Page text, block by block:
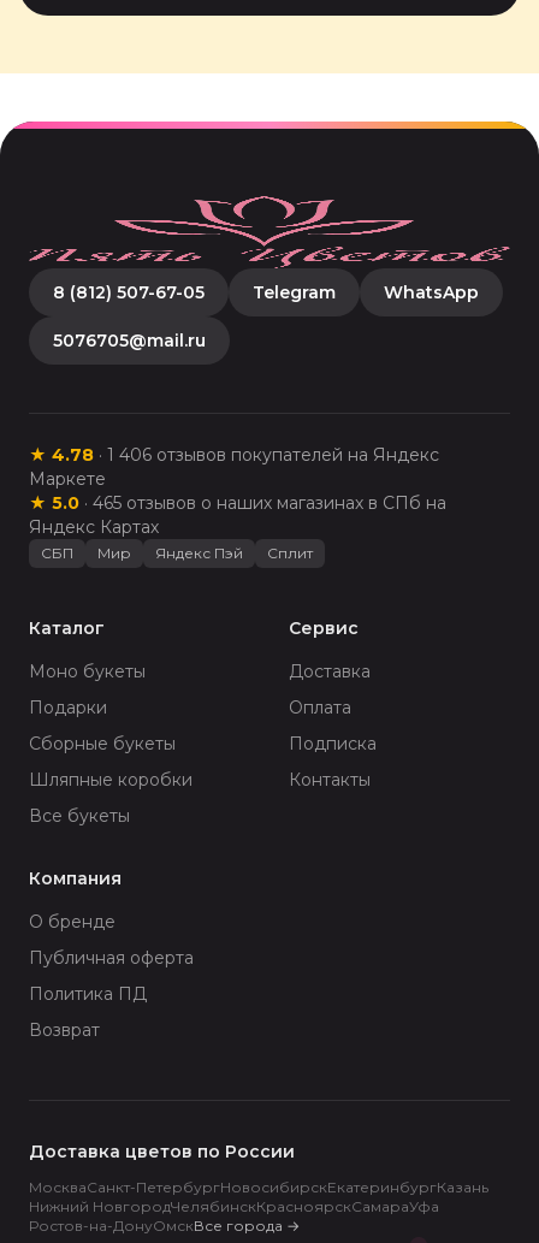
8 (812) 507-67-05 Telegram WhatsApp
5076705@mail.ru
★ 4.78 · 1 406 отзывов покупателей на Яндекс
Маркете
★ 5.0 · 465 отзывов о наших магазинах в СПб на
Яндекс Картах
СБП Мир Яндекс Пэй Сплит
Каталог
Моно букеты
Подарки
Сборные букеты
Шляпные коробки
Все букеты
Сервис
Доставка
Оплата
Подписка
Контакты
Компания
О бренде
Публичная оферта
Политика ПД
Возврат
Доставка цветов по России
МоскваСанкт-ПетербургНовосибирскЕкатеринбургКазань
Нижний НовгородЧелябинскКрасноярскСамараУфа
Ростов-на-ДонуОмскВсе города →